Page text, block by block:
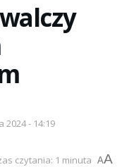
2024 - 14:19
czytania: 1 minuta AA